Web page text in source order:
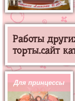
Работы
торты.сайт
Для принцессы